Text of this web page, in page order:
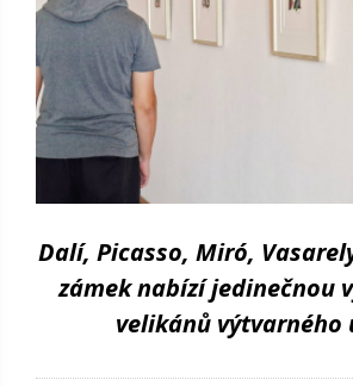
Dalí, Picasso, Miró,
zámek nabízí jedinečnou
velikánů výtvarného